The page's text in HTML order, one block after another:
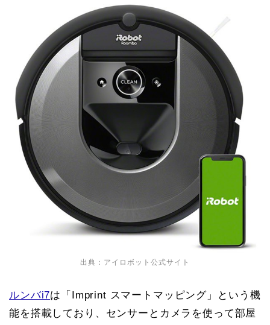
出典：アイロボット公式サイト
ルンバi7は「Imprint スマートマッピング」という機
能を搭載しており、センサーとカメラを使って部屋